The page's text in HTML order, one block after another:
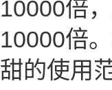
10000倍
10000倍
甜的使用